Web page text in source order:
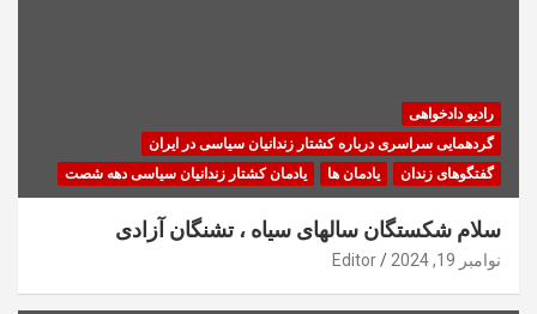
رادیو دادخواهی
گردهمایی سراسری درباره کشتار زندانیان سیاسی در ایران
گفتگوهای زندان
یادمان ها یادمان کشتار زندانیان سیاسی دهه شصت
سلام شکستگان سالهای سیاه ، تشنگان آزادی
نوامبر 19, 2024 Editor